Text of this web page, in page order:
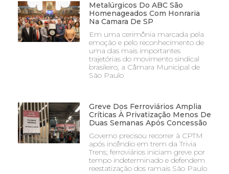
Metalúrgicos Do ABC São
Homenageados Com Honraria
Na Camara De SP
Em uma cerimônia marcada pela
emoção e pelo reconhecimento de
uma das mais importantes
trajetórias do movimento sindical
brasileiro, a Câmara Municipal de
São Paulo
Greve Dos Ferroviários Amplia
Críticas À Privatização Menos De
Duas Semanas Após Concessão
Governo precisou recorrer à CPTM
após incêndio em trem da Trivia
Trens; ferroviários iniciam greve por
tempo indeterminado e defendem
reestatização dos ramais São Paulo